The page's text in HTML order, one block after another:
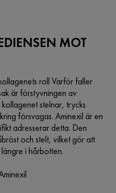
MOT
roll Varför faller
är förstyvningen av
stelnar, trycks
försvagas. Aminexil är en
adresserar detta. Den
och stelt, vilket gör att
i hårbotten.